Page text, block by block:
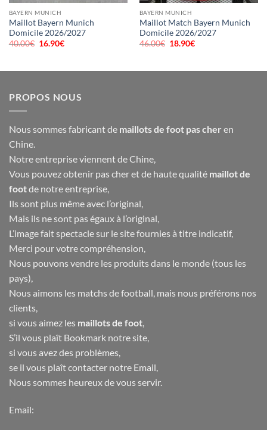
BAYERN MUNICH
Maillot Bayern Munich
Domicile 2026/2027
40.00€ Le
16.90€Le
BAYERN MUNICH
Maillot Match Bayern Munich
Domicile 2026/2027
46.00€ Le
18.90€Le
PROPOS NOUS
Nous sommes fabricant de maillots de foot pas cher en
Chine.
Notre entreprise viennent de Chine,
Vous pouvez obtenir pas cher et de haute qualité maillot de
footde notre entreprise,
Ils sont plus même avec l’original,
Mais ils ne sont pas égaux à l’original,
L’image fait spectacle sur le site fournies à titre indicatif,
Merci pour votre compréhension,
Nous pouvons vendre les produits dans le monde (tous les
pays),
Nous aimons les matchs de football, mais nous préférons nos
clients,
si vous aimez les maillots de foot,
S’il vous plaît Bookmark notre site,
si vous avez des problèmes,
se il vous plaît contacter notre Email,
Nous sommes heureux de vous servir.
Email: